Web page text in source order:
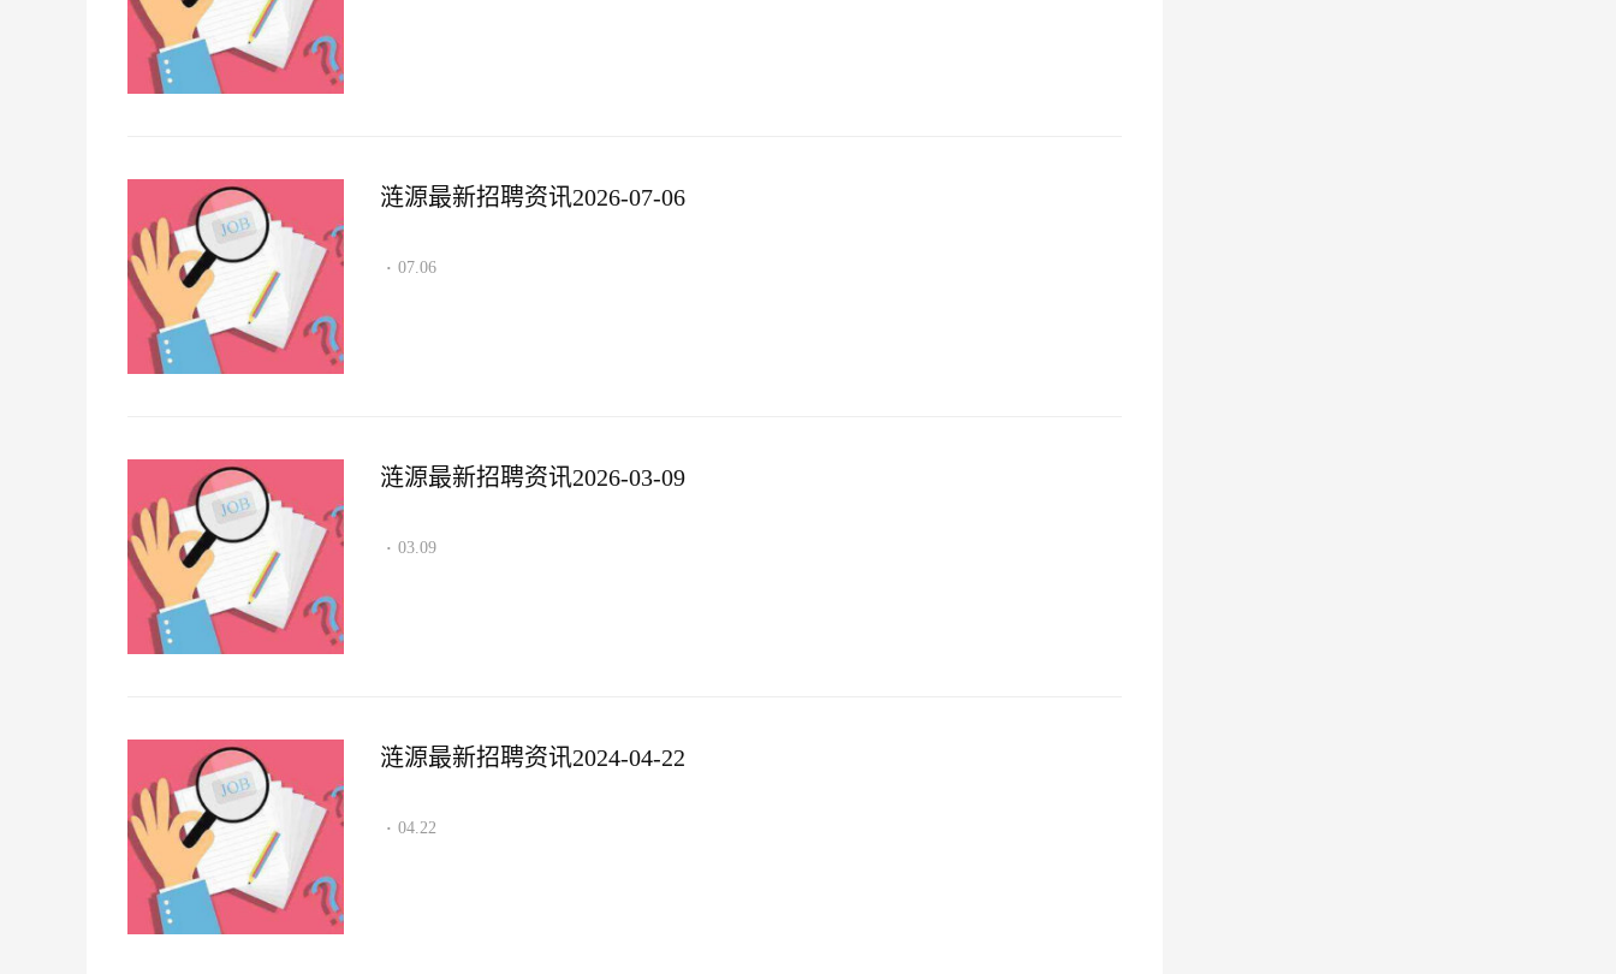
涟源最新招聘资讯2026-07-06
· 07.06
涟源最新招聘资讯2026-03-09
· 03.09
涟源最新招聘资讯2024-04-22
· 04.22